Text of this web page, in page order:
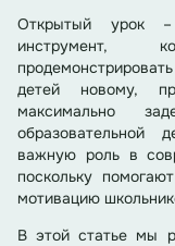
Открытый урок –
инструмент,
детей новому,
максимально
образовательной
важную роль в
поскольку
мотивацию
В этой статье мы